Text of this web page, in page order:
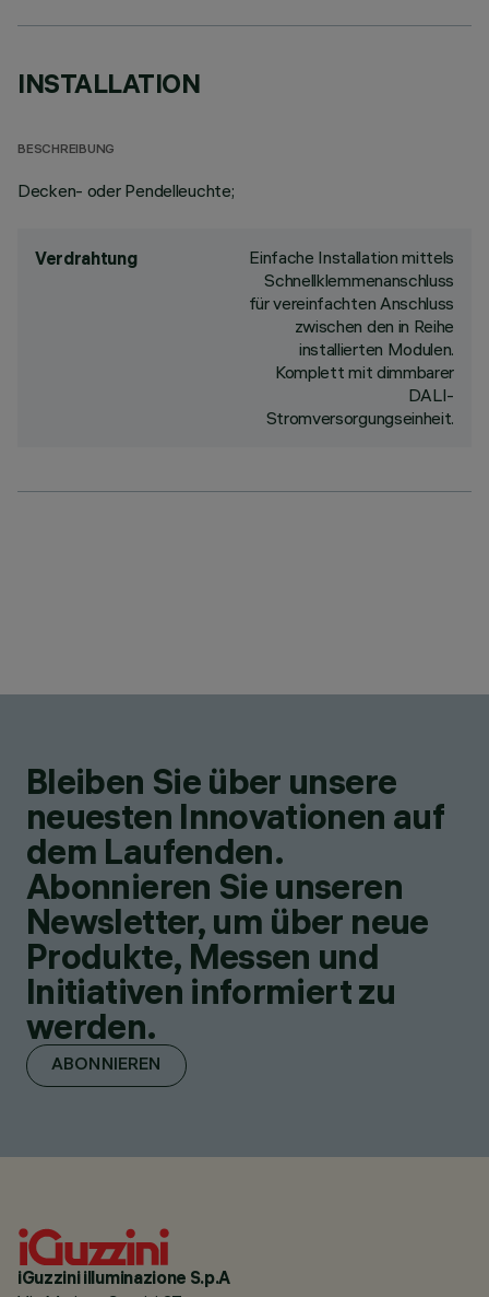
INSTALLATION
BESCHREIBUNG
Decken- oder Pendelleuchte;
Verdrahtung
Einfache Installation mittels
Schnellklemmenanschluss
für vereinfachten Anschluss
zwischen den in Reihe
installierten Modulen.
Komplett mit dimmbarer
DALI-
Stromversorgungseinheit.
Bleiben Sie über unsere
neuesten Innovationen auf
dem Laufenden.
Abonnieren Sie unseren
Newsletter, um über neue
Produkte, Messen und
Initiativen informiert zu
werden.
ABONNIEREN
iGuzzini illuminazione S.p.A